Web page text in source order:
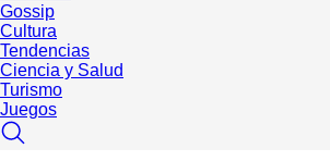
Gossip
Cultura
Tendencias
Ciencia y Salud
Turismo
Juegos